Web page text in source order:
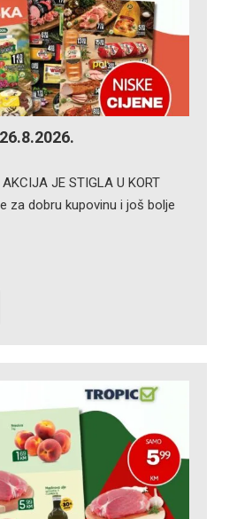
JE STIGLA U KORT
za dobru kupovinu i još bolje